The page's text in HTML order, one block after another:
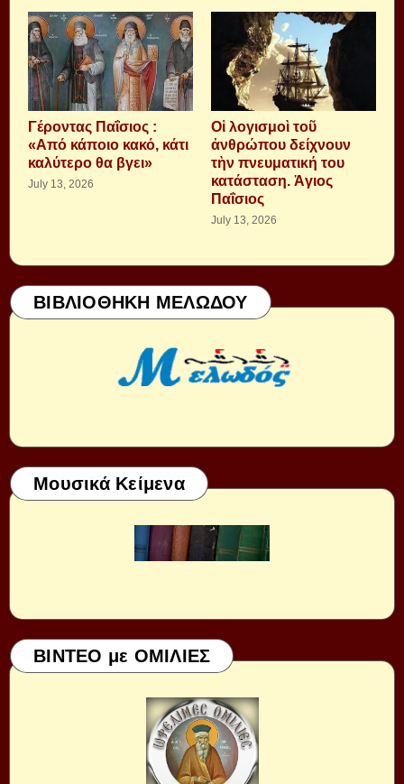
Γέροντας Παΐσιος :
«Από κάποιο κακό, κάτι
καλύτερο θα βγει»
July 13, 2026
Οἱ λογισμοὶ τοῦ
ἀνθρώπου δείχνουν
τὴν πνευματική του
κατάσταση. Ἁγιος
Παΐσιος
July 13, 2026
ΒΙΒΛΙΟΘΗΚΗ ΜΕΛΩΔΟΥ
Μουσικά Κείμενα
ΒΙΝΤΕΟ με ΟΜΙΛΙΕΣ